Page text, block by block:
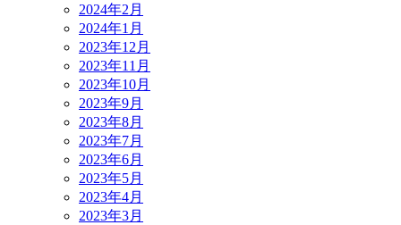
2024年2月
2024年1月
2023年12月
2023年11月
2023年10月
2023年9月
2023年8月
2023年7月
2023年6月
2023年5月
2023年4月
2023年3月